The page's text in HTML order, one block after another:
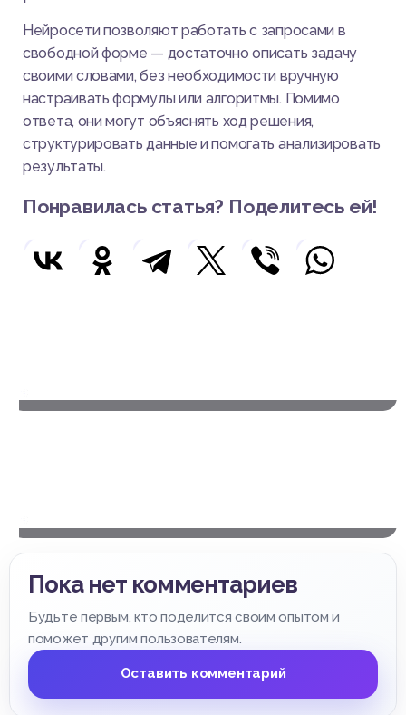
Нейросети позволяют работать с запросами в
свободной форме — достаточно описать задачу
своими словами, без необходимости вручную
настраивать формулы или алгоритмы. Помимо
ответа, они могут объяснять ход решения,
структурировать данные и помогать анализировать
результаты.
Понравилась статья? Поделитесь ей!
Пока нет комментариев
Будьте первым, кто поделится своим опытом и
поможет другим пользователям.
Оставить комментарий